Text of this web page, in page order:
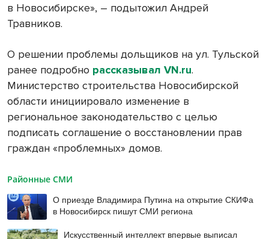
в Новосибирске», – подытожил Андрей
Травников.
О решении проблемы дольщиков на ул. Тульской
ранее подробно рассказывал VN.ru.
Министерство строительства Новосибирской
области инициировало изменение в
региональное законодательство с целью
подписать соглашение о восстановлении прав
граждан «проблемных» домов.
Районные СМИ
О приезде Владимира Путина на открытие СКИФа
в Новосибирск пишут СМИ региона
Искусственный интеллект впервые выписал